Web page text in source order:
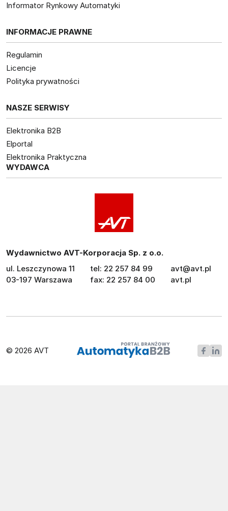
Informator Rynkowy Automatyki
INFORMACJE PRAWNE
Regulamin
Licencje
Polityka prywatności
NASZE SERWISY
Elektronika B2B
Elportal
Elektronika Praktyczna
WYDAWCA
Wydawnictwo AVT-Korporacja Sp. z o.o.
ul. Leszczynowa 11
03-197 Warszawa
tel: 22 257 84 99
fax: 22 257 84 00
avt@avt.pl
avt.pl
© 2026 AVT